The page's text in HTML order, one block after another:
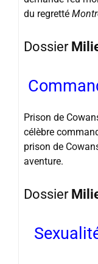
du regretté
Dossier
Prison de
célèbre
prison de
aventure.
Dossier